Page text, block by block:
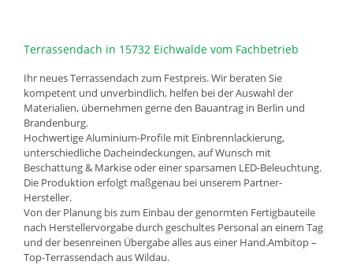
Terrassendach in 15732 Eichwalde vom Fachbetrieb
Ihr neues Terrassendach zum Festpreis. Wir beraten Sie
kompetent und unverbindlich, helfen bei der Auswahl der
Materialien, übernehmen gerne den Bauantrag in Berlin und
Brandenburg.
Hochwertige Aluminium-Profile mit Einbrennlackierung,
unterschiedliche Dacheindeckungen, auf Wunsch mit
Beschattung & Markise oder einer sparsamen LED-Beleuchtung.
Die Produktion erfolgt maßgenau bei unserem Partner-
Hersteller.
Von der Planung bis zum Einbau der genormten Fertigbauteile
nach Herstellervorgabe durch geschultes Personal an einem Tag
und der besenreinen Übergabe alles aus einer Hand.Ambitop –
Top-Terrassendach aus Wildau.